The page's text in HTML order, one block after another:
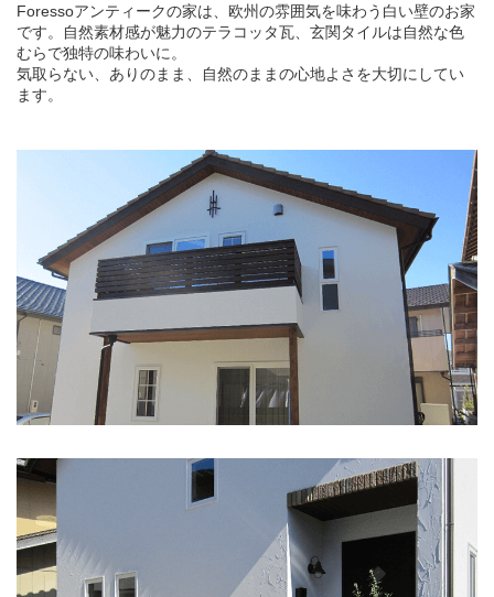
Foressoアンティークの家は、欧州の雰囲気を味わう白い壁のお家
です。自然素材感が魅力のテラコッタ瓦、玄関タイルは自然な色
むらで独特の味わいに。
気取らない、ありのまま、自然のままの心地よさを大切にしてい
ます。